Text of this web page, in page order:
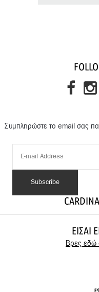
Συμπληρώστε το email σας
ΕΊΣΑΙ
Βρες εδώ